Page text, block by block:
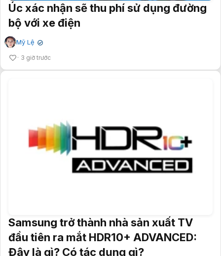
Úc xác nhận sẽ thu phí sử dụng đường
bộ với xe điện
Mỹ Lệ ✔
3 giờ trước
Samsung trở thành nhà sản xuất TV
đầu tiên ra mắt HDR10+ ADVANCED:
Đây là gì? Có tác dụng gì?